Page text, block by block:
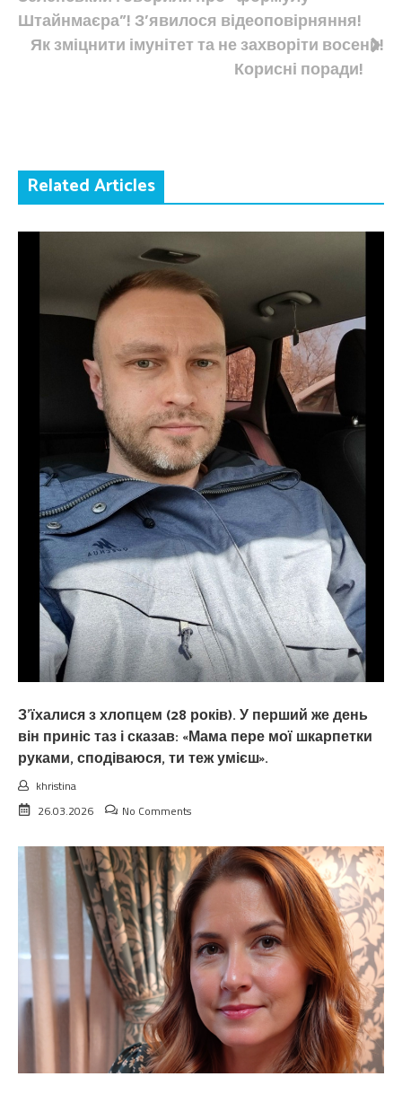
записів
Штайнмаєра”! З’явилося відеоповірняння!
Як зміцнити імунітет та не захворіти восени!
Корисні поради!
Related Articles
З’їхалися з хлопцем (28 років). У перший же день
він приніс таз і сказав: «Мама пере мої шкарпетки
руками, сподіваюся, ти теж умієш».
khristina
26.03.2026
No Comments